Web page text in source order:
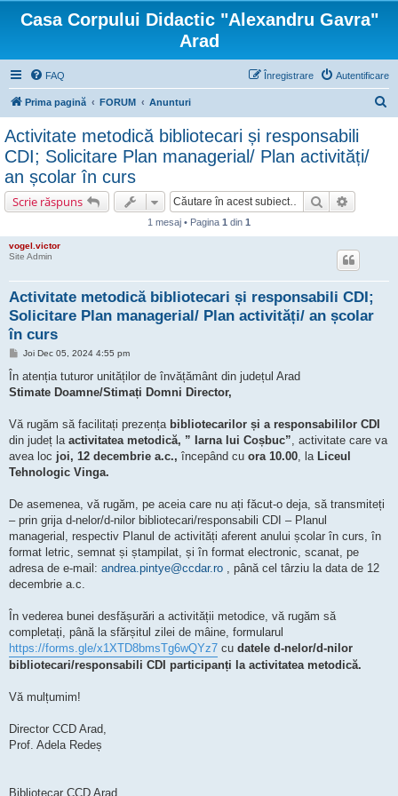
Casa Corpului Didactic "Alexandru Gavra"
Arad
FAQ Autentificare
Înregistrare
Prima pagină FORUM Anunturi
Activitate metodică bibliotecari și responsabili
CDI; Solicitare Plan managerial/ Plan activități/
an școlar în curs
Scrie răspuns Căutare
1 mesaj • Pagina 1 din 1
vogel.victor
Site Admin
Activitate metodică bibliotecari și responsabili CDI;
Solicitare Plan managerial/ Plan activități/ an școlar
în curs
M
s
j
Joi Dec 05, 2024 4:55 pm
În atenția tuturor unităților de învățământ din județul Arad
Stimate Doamne/Stimați Domni Director,
Vă rugăm să facilitați prezența bibliotecarilor și a responsabililor CDI
din județ la activitatea metodică, ” Iarna lui Coșbuc”, activitate care va
avea loc joi, 12 decembrie a.c., începând cu ora 10.00, la Liceul
Tehnologic Vinga.
De asemenea, vă rugăm, pe aceia care nu ați făcut-o deja, să transmiteți
– prin grija d-nelor/d-nilor bibliotecari/responsabili CDI – Planul
managerial, respectiv Planul de activități aferent anului școlar în curs, în
format letric, semnat și ștampilat, și în format electronic, scanat, pe
adresa de e-mail: andrea.pintye@ccdar.ro , până cel târziu la data de 12
decembrie a.c.
În vederea bunei desfășurări a activității metodice, vă rugăm să
completați, până la sfărșitul zilei de mâine, formularul
https://forms.gle/x1XTD8bmsTg6wQYz7 cu datele d-nelor/d-nilor
bibliotecari/responsabili CDI participanți la activitatea metodică.
Vă mulțumim!
Director CCD Arad,
Prof. Adela Redeș
Bibliotecar CCD Arad,